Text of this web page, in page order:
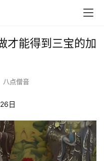
才能得到三宝的加
八点僧音
日